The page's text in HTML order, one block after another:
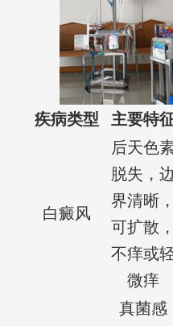
疾病类型 主要特
白癜风
后天色
脱失，边
界清晰，
可扩散，
不痒或
微痒
真菌感